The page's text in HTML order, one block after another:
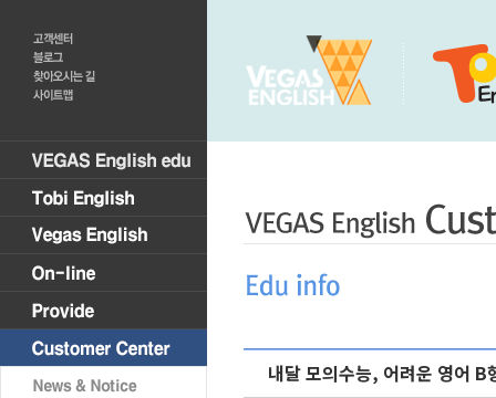
내달 모의수능, 어려운 영어